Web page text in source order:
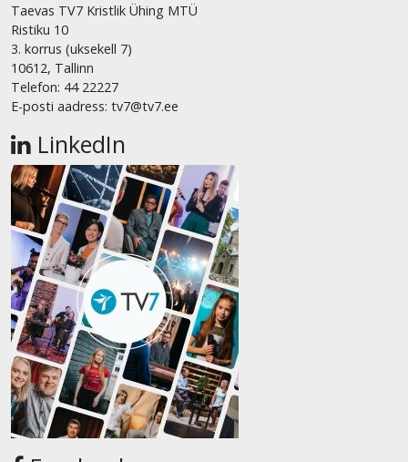
Taevas TV7 Kristlik Ühing MTÜ
Ristiku 10
3. korrus (uksekell 7)
10612, Tallinn
Telefon: 44 22227
E-posti aadress: tv7@tv7.ee
LinkedIn